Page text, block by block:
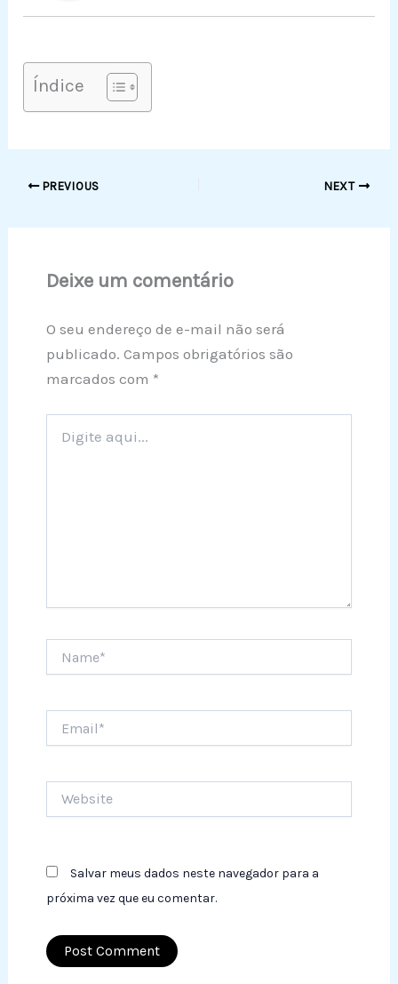
Índice
PREVIOUS NEXT
Deixe um comentário
O seu endereço de e-mail não será
publicado. Campos obrigatórios são
marcados com *
aqui...
Salvar meus dados neste navegador para a
próxima vez que eu comentar.